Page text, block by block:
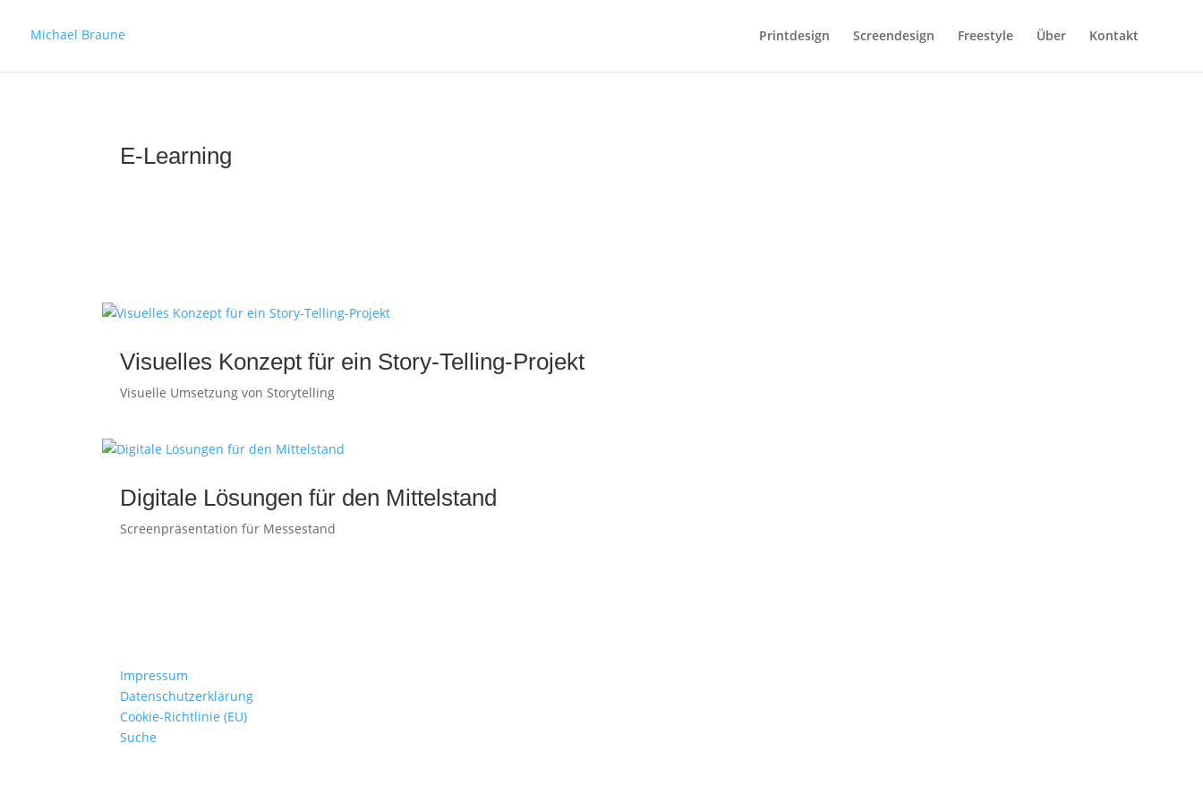
Michael Braune Printdesign Screendesign Freestyle Über Kontakt
E-Learning
Visuelles Konzept für ein Story-Telling-Projekt
Visuelle Umsetzung von Storytelling
Digitale Lösungen für den Mittelstand
Screenpräsentation für Messestand
Impressum
Datenschutzerklärung
Cookie-Richtlinie (EU)
Suche